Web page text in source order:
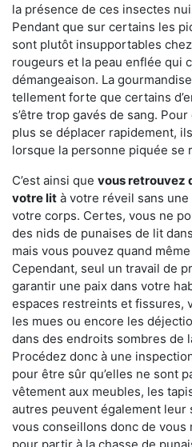
la présence de ces insectes
Pendant que sur certains les
sont plutôt insupportables chez
rougeurs et la peau enflée qui
démangeaison. La
tellement forte que certains
s’être trop gavés de sang.
plus se déplacer rapidement,
lorsque la personne piquée se
C’est ainsi que vous retrouvez
votre lit à votre réveil sans
votre corps. Certes, vous ne
des nids de punaises de lit
mais vous pouvez quand
Cependant, seul un travail de
garantir une paix dans votre
espaces restreints et fissures,
les mues ou encore les
dans des endroits sombres de
Procédez donc à une
pour être sûr qu’elles ne sont
vêtement aux meubles, les
autres peuvent également leur
vous conseillons donc de vous